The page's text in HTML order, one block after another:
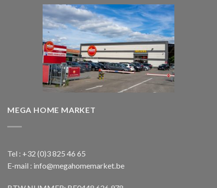
MEGA HOME MARKET
Tel : +32 (0)3 825 46 65
E-mail : info@megahomemarket.be